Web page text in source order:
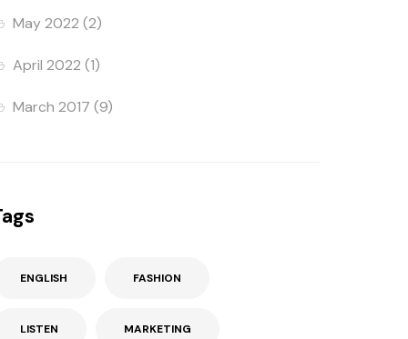
May 2022 (2)
April 2022 (1)
March 2017 (9)
ENGLISH FASHION
LISTEN MARKETING